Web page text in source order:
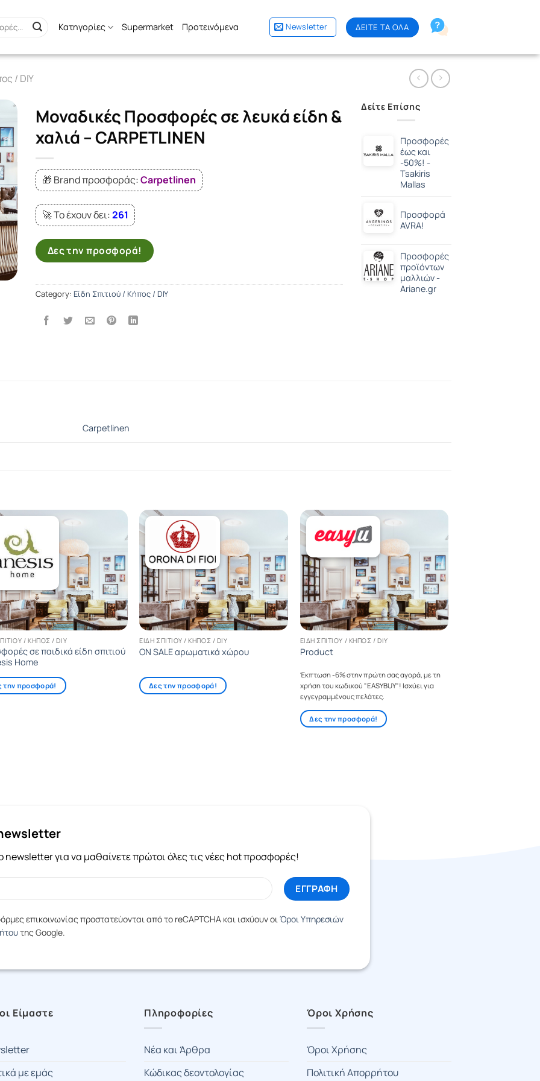
Κατηγορίες Supermarket Προτεινόμενα Newsletter ΔΕΙΤΕ ΤΑ ΟΛΑ
/ DIY
Μοναδικές Προσφορές σε λευκά είδη &
χαλιά – CARPETLINEN
🎁 Brand προσφοράς:Carpetlinen
🚀 Το έχουν δει:261
Δες την προσφορά!
Category: Είδη Σπιτιού / Κήπος / DIY
Δείτε Επίσης
Προσφορές
έως και
-50%! -
Tsakiris
Mallas
Προσφορά
AVRA!
Προσφορές
προϊόντων
μαλλιών -
Ariane.gr
Carpetlinen
/ ΚΉΠΟΣ / DIY
σε παιδικά είδη σπιτιού
Home
την προσφορά!
ΕΊΔΗ ΣΠΙΤΙΟΎ / ΚΉΠΟΣ / DIY
ON SALE αρωματικά χώρου
Δες την προσφορά!
ΕΊΔΗ ΣΠΙΤΙΟΎ / ΚΉΠΟΣ / DIY
Product
Έκπτωση -6% στην πρώτη σας αγορά, με τη
χρήση του κωδικού "EASYBUY"! Ισχύει για
εγγεγραμμένους πελάτες.
Δες την προσφορά!
newsletter για να μαθαίνετε πρώτοι όλες τις νέες hot προσφορές!
επικοινωνίας προστατεύονται από το reCAPTCHA και ισχύουν οι Όροι Υπηρεσιών
της Google.
Είμαστε
με εμάς
Πληροφορίες
Νέα και Άρθρα
Κώδικας δεοντολογίας
Όροι Χρήσης
Όροι Χρήσης
Πολιτική Απορρήτου